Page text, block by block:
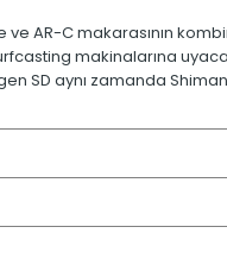
AR-C makarasının
makinalarına
SD aynı zamanda